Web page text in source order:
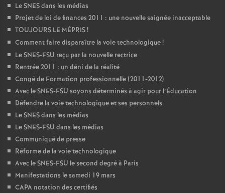
Le SNES dans les médias
Projet de loi de finances 2011 : une nouvelle saignée inacceptable
TOUJOURS LE MÉPRIS!
Comment faire disparaître la voie technologique!
Le SNES-FSU reçu par la nouvelle rectrice
Rentrée 2011 : un déni de la réalité
Congé de Formation professionnelle (2011-2012)
Avec le SNES-FSU soyons déterminés à agir pour l’Éducation
Défendre la voie technologique et ses personnels
Le SNES dans les médias
Le SNES-FSU dans les médias
Communiqué de presse
Réforme de la voie technologique
Avec le SNES-FSU le second degré à Paris
Manifestations le samedi 19 mars
CAPA notation des certifiés